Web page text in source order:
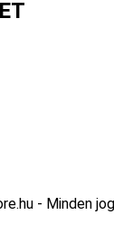
- Minden